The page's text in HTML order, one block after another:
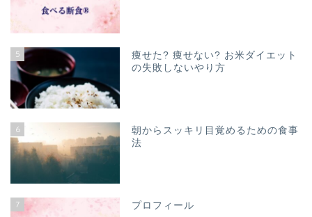
5
痩せた? 痩せない? お米ダイエット
の失敗しないやり方
6
朝からスッキリ目覚めるための食事
法
7 プロフィール